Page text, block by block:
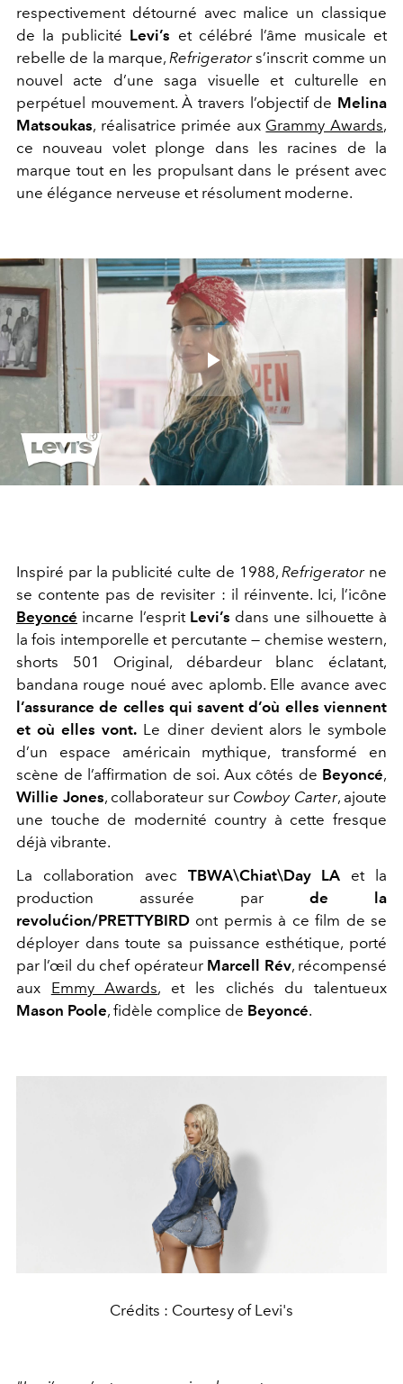
respectivement détourné avec malice un classique
de la publicité Levi’s et célébré l’âme musicale et
rebelle de la marque, Refrigerators’inscrit comme un
nouvel acte d’une saga visuelle et culturelle en
perpétuel mouvement. À travers l’objectif de Melina
Matsoukas, réalisatrice primée aux Grammy Awards,
ce nouveau volet plonge dans les racines de la
marque tout en les propulsant dans le présent avec
une élégance nerveuse et résolument moderne.
Play
Video
Inspiré par la publicité culte de 1988, Refrigerator ne
se contente pas de revisiter : il réinvente. Ici, l’icône
Beyoncé incarne l’esprit Levi’s dans une silhouette à
la fois intemporelle et percutante — chemise western,
shorts 501 Original, débardeur blanc éclatant,
bandana rouge noué avec aplomb. Elle avance avec
l’assurance de celles qui savent d’où elles viennent
et où elles vont. Le diner devient alors le symbole
d’un espace américain mythique, transformé en
scène de l’affirmation de soi. Aux côtés de Beyoncé,
Willie Jones, collaborateur sur Cowboy Carter, ajoute
une touche de modernité country à cette fresque
déjà vibrante.
La collaboration avec TBWA\Chiat\Day LA et la
production assurée par de la
revolućion/PRETTYBIRD ont permis à ce film de se
déployer dans toute sa puissance esthétique, porté
par l’œil du chef opérateur Marcell Rév, récompensé
aux Emmy Awards, et les clichés du talentueux
Mason Poole, fidèle complice de Beyoncé.
Crédits : Courtesy of Levi's